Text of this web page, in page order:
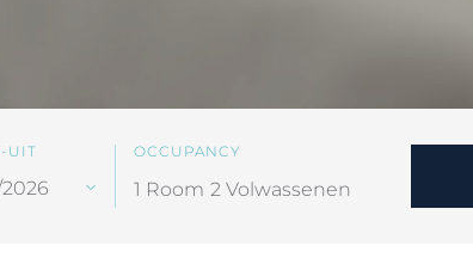
UIT OCCUPANCY
1 Room 2 Volwassenen